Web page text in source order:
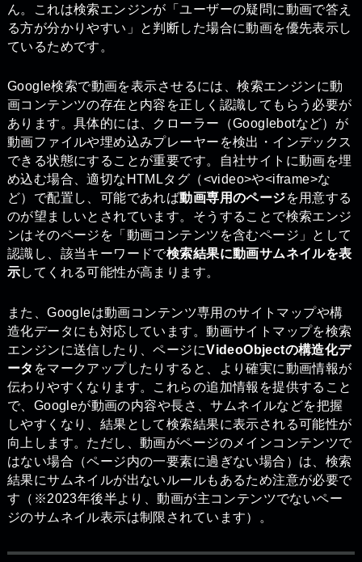
ん。これは検索エンジンが「ユーザーの疑問に動画で答え
る方が分かりやすい」と判断した場合に動画を優先表示し
ているためです。
Google検索で動画を表示させるには、検索エンジンに動
画コンテンツの存在と内容を正しく認識してもらう必要が
あります。具体的には、クローラー（Googlebotなど）が
動画ファイルや埋め込みプレーヤーを検出・インデックス
できる状態にすることが重要です。自社サイトに動画を埋
め込む場合、適切なHTMLタグ（<video>や<iframe>な
ど）で配置し、可能であれば動画専用のページを用意する
のが望ましいとされています。そうすることで検索エンジ
ンはそのページを「動画コンテンツを含むページ」として
認識し、該当キーワードで検索結果に動画サムネイルを表
示してくれる可能性が高まります。
また、Googleは動画コンテンツ専用のサイトマップや構
造化データにも対応しています。動画サイトマップを検索
エンジンに送信したり、ページにVideoObjectの構造化デ
ータ をマークアップしたりすると、より確実に動画情報が
伝わりやすくなります。これらの追加情報を提供すること
で、Googleが動画の内容や長さ、サムネイルなどを把握
しやすくなり、結果として検索結果に表示される可能性が
向上します。ただし、動画がページのメインコンテンツで
はない場合（ページ内の一要素に過ぎない場合）は、検索
結果にサムネイルが出ないルールもあるため注意が必要で
す（※2023年後半より、動画が主コンテンツでないペー
ジのサムネイル表示は制限されています）。